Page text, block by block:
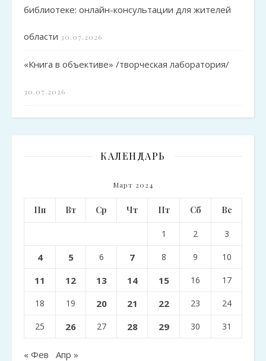
библиотеке: онлайн-консультации для жителей
области 30.07.2026
«Книга в объективе» /творческая лаборатория/
30.07.2026
КАЛЕНДАРЬ
Март 2024
Пн Вт Ср Чт Пт Сб Вс
1 2 3
4 5 6 7 8 9 10
11 12 13 14 15 16 17
18 19 20 21 22 23 24
25 26 27 28 29 30 31
« Фев Апр »